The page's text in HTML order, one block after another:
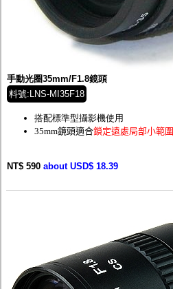
手動光圈35mm/F1.8鏡頭
料號:LNS-MI35F18
搭配標準型攝影機使用
35mm鏡頭適合鎖定遠處局部小範圍
NT$ 590 about USD$ 18.39